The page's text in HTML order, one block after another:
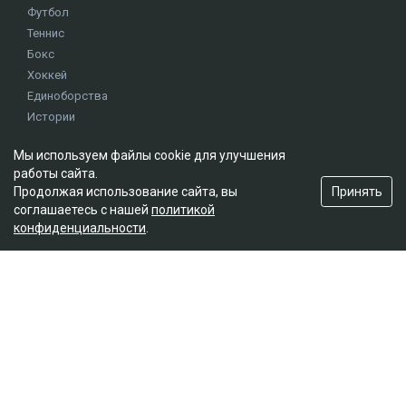
Футбол
Теннис
Бокс
Хоккей
Единоборства
Истории
Редакция
О проекте
Правила сайта
Мы используем файлы cookie для улучшения
работы сайта.
Продолжая использование сайта, вы
соглашаетесь с нашей политикой
конфиденциальности
Принять